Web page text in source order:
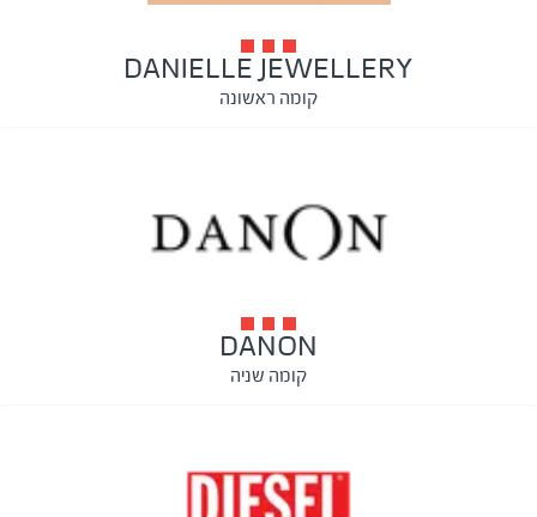
DANIELLE JEWELLERY
קומה ראשונה
DANON
קומה שניה